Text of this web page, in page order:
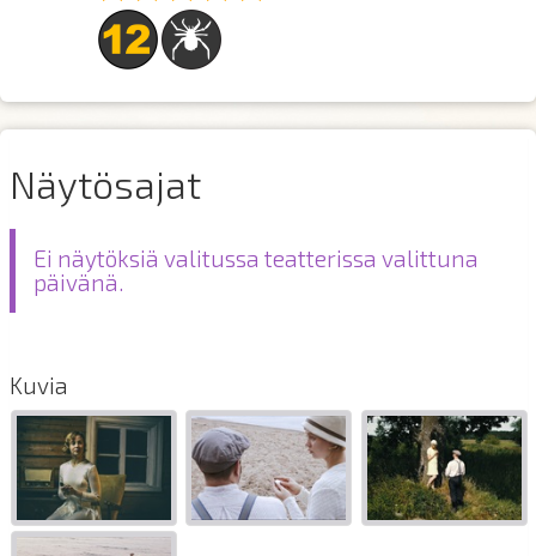
Näytösajat
Ei näytöksiä valitussa teatterissa valittuna
päivänä.
Kuvia